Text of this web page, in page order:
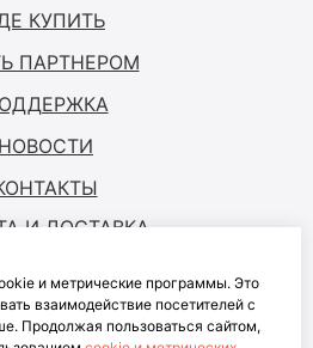
Все права защищены
персональных
КУПИТЬ
ПАРТНЕРОМ
НОВОСТИ
И ДОСТАВКА
и метрические программы. Это
взаимодействие посетителей с
Продолжая пользоваться сайтом,